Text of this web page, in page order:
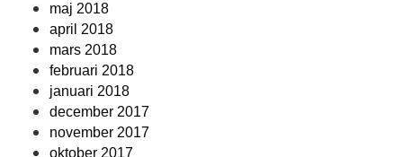
maj 2018
april 2018
mars 2018
februari 2018
januari 2018
december 2017
november 2017
oktober 2017